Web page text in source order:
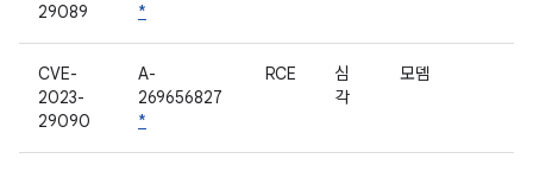
29089
*
CVE-
2023-
29090
A-
269656827
*
RCE
심
각
모뎀